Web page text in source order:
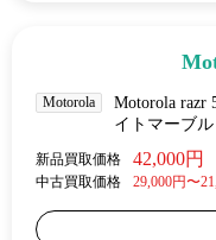
Motorola
Motorola razr
イトマーブル
新品買取価格 42,000円
中古買取価格 29,000円〜